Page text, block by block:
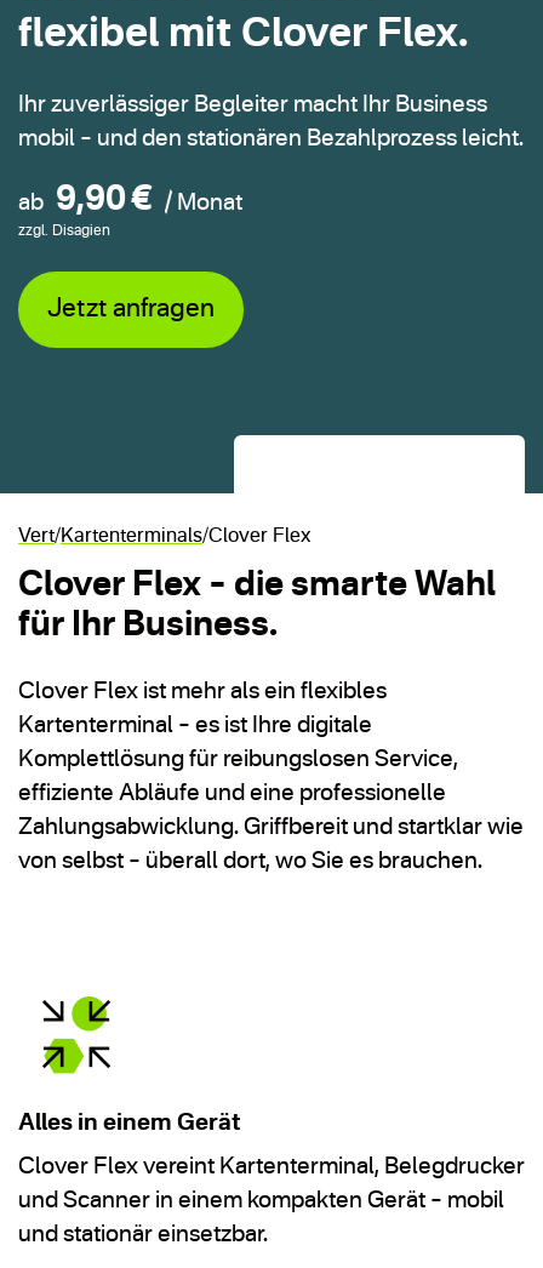
Produktvergleich
Branchen
Über uns
Service
flexibel mit Clover Flex.
Ihr zuverlässiger Begleiter macht Ihr Business
mobil – und den stationären Bezahlprozess leicht.
ab 9,90€ / Monat
zzgl. Disagien
Jetzt anfragen
Vert Kartenterminals Clover Flex
Clover Flex – die smarte Wahl
für Ihr Business.
Clover Flex ist mehr als ein flexibles
Kartenterminal – es ist Ihre digitale
Komplettlösung für reibungslosen Service,
effiziente Abläufe und eine professionelle
Zahlungsabwicklung. Griffbereit und startklar wie
von selbst – überall dort, wo Sie es brauchen.
Alles in einem Gerät
Clover Flex vereint Kartenterminal, Belegdrucker
und Scanner in einem kompakten Gerät – mobil
und stationär einsetzbar.